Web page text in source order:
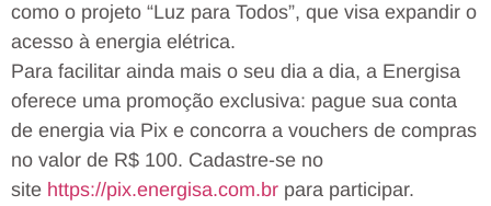
como o projeto “Luz para Todos”, que visa expandir o
acesso à energia elétrica.
Para facilitar ainda mais o seu dia a dia, a Energisa
oferece uma promoção exclusiva: pague sua conta
de energia via Pix e concorra a vouchers de compras
no valor de R$ 100. Cadastre-se no
site https://pix.energisa.com.br para participar.